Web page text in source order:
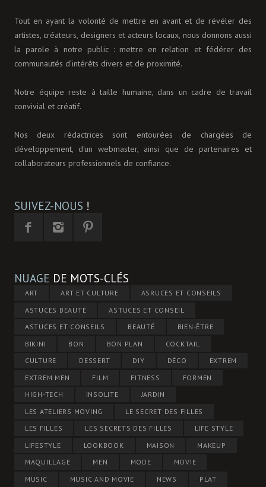
Tout en ayant la volonté de mettre en avant et de révéler des
artistes, créateurs, designers et acteurs locaux, nous donnons aussi
la parole à notre public : mettre en relation et fédérer des
communautés d’intérêts divers et de proximité.
Notre équipe reste à taille humaine, dans un cadre de travail
convivial et créatif.
Nos deux rédactrices sont entourées de chargées de
développement, d'un webmaster, ainsi que de partenaires et
collaborateurs professionnels de confiance.
SUIVEZ-NOUS !
NUAGE DE MOTS-CLÉS
ART ART ET CULTURE
ASRUCES ET CONSEILS
ASTUCES BEAUTÉ
ASTUCES ET CONSEIL
ASTUCES ET CONSEILS
BEAUTÉ
BIEN-ÊTRE
BIKINI
BON BON PLAN
COCKTAIL
CULTURE
DESSERT DIY DÉCO
EXTREM
EXTREM MEN
FILM FITNESS
FORMEN
HIGH-TECH
INSOLITE
JARDIN
LES ATELIERS MOVING
LE SECRET DES FILLES
LES FILLES
LES SECRETS DES FILLES
LIFE STYLE
LIFESTYLE
LOOKBOOK MAISON
MAKEUP
MAQUILLAGE
MEN MODE
MOVIE
MUSIC
MUSIC AND MOVIE NEWS PLAT